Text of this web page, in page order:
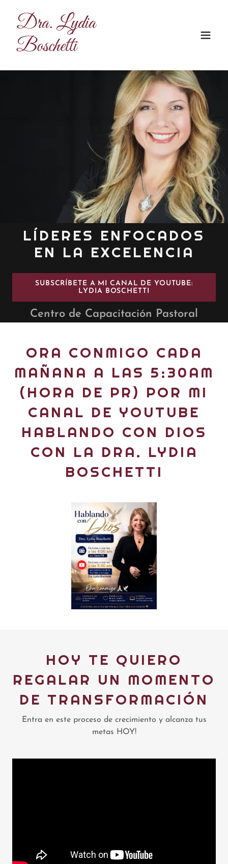
Dra. Lydia
Boschetti
LÍDERES ENFOCADOS
EN LA EXCELENCIA
SUBSCRÍBETE A MI CANAL DE YOUTUBE:
LYDIA BOSCHETTI
Centro de Capacitación Pastoral
ORA CONMIGO CADA
MAÑANA A LAS 5:30AM
(HORA DE PR) POR MI
CANAL DE YOUTUBE
HABLANDO CON DIOS
CON LA DRA. LYDIA
BOSCHETTI
HOY TE QUIERO
REGALAR UN MOMENTO
DE TRANSFORMACIÓN
Entra en este proceso de crecimiento y alcanza tus
metas HOY!